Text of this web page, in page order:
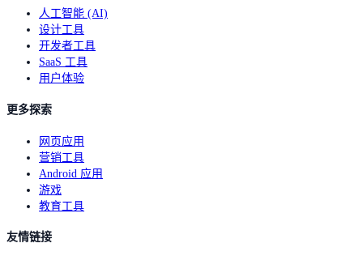
人工智能 (AI)
设计工具
开发者工具
SaaS 工具
用户体验
更多探索
网页应用
营销工具
Android 应用
游戏
教育工具
友情链接